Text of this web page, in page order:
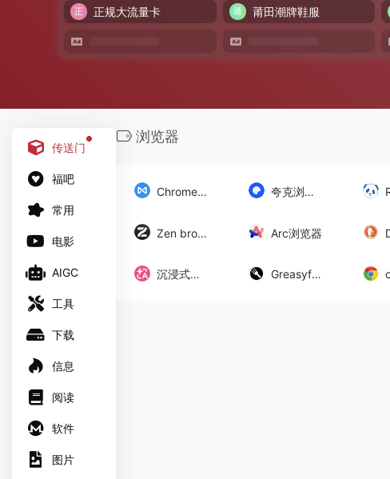
正规大流量卡
莆田潮牌鞋服
传送门
福吧
常用
电影
AIGC
工具
下载
信息
阅读
软件
图片
浏览器
Chrome离线版 夸克浏览器
Zen browser Arc浏览器
沉浸式翻译 Greasyfork